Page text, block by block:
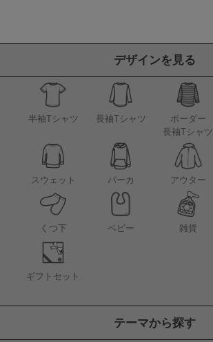
デザインを見る
半袖Tシャツ 長袖Tシャツ
ボーダー
長袖Tシャツ
スウェット パーカ アウター
くつ下 ベビー 雑貨
ギフトセット
テーマから探す